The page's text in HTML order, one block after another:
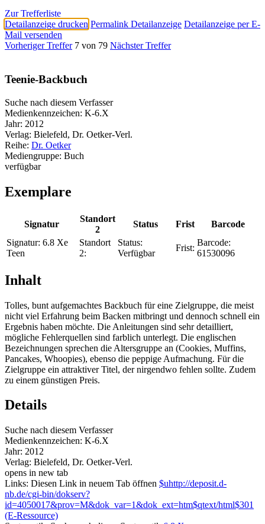
Zur Trefferliste
Detailanzeige drucken Permalink Detailanzeige Detailanzeige per E-
Mail versenden
Vorheriger Treffer 7 von 79 Nächster Treffer
Teenie-Backbuch
Suche nach diesem Verfasser
Medienkennzeichen: K-6.X
Jahr: 2012
Verlag: Bielefeld, Dr. Oetker-Verl.
Reihe: Dr. Oetker
Mediengruppe: Buch
verfügbar
Exemplare
Signatur
Standort
2
Status Frist
Barcode
Signatur: 6.8 Xe
Teen
Standort
2:
Status:
Verfügbar
Frist:
Barcode:
61530096
Inhalt
Tolles, bunt aufgemachtes Backbuch für eine Zielgruppe, die meist
nicht viel Erfahrung beim Backen mitbringt und dennoch schnell ein
Ergebnis haben möchte. Die Anleitungen sind sehr detailliert,
mögliche Fehlerquellen sind farblich unterlegt. Die englischen
Bezeichnungen sprechen die Altersgruppe an (Cookies, Muffins,
Pancakes, Whoopies), ebenso die peppige Aufmachung. Für die
Zielgruppe ein attraktiver Titel, der nirgendwo fehlen sollte. Zudem
zu einem günstigen Preis.
Details
Suche nach diesem Verfasser
Medienkennzeichen: K-6.X
Jahr: 2012
Verlag: Bielefeld, Dr. Oetker-Verl.
opens in new tab
Links: Diesen Link in neuem Tab öffnen $uhttp://deposit.d-
nb.de/cgi-bin/dokserv?
id=4050017&prov=M&dok_var=1&dok_ext=htm$qtext/html$301
(E-Ressource)